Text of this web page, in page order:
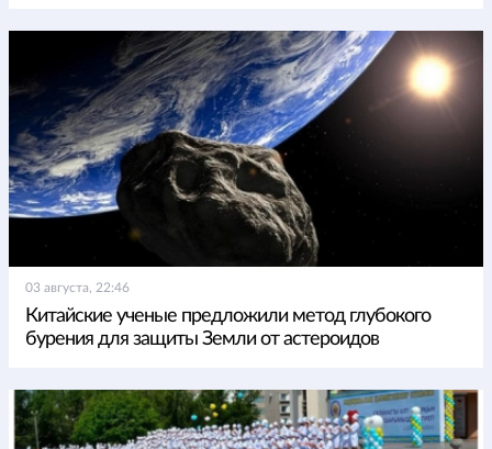
03 августа, 22:46
Китайские ученые предложили метод глубокого
бурения для защиты Земли от астероидов